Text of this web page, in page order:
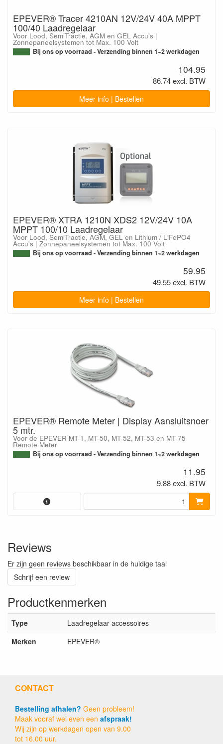
EPEVER® Tracer 4210AN 12V/24V 40A MPPT
100/40 Laadregelaar
Voor Lood, SemiTractie, AGM en GEL Accu's |
Zonnepaneelsystemen tot Max. 100 Volt
Bij ons op voorraad - Verzending binnen 1~2 werkdagen
104.95
86.74 excl. BTW
Meer info | Bestellen
EPEVER® XTRA 1210N XDS2 12V/24V 10A
MPPT 100/10 Laadregelaar
Voor Lood, SemiTractie, AGM, GEL en Lithium / LiFePO4
Accu's | Zonnepaneelsystemen tot Max. 100 Volt
Bij ons op voorraad - Verzending binnen 1~2 werkdagen
59.95
49.55 excl. BTW
Meer info | Bestellen
EPEVER® Remote Meter | Display Aansluitsnoer
5 mtr.
Voor de EPEVER MT-1, MT-50, MT-52, MT-53 en MT-75
Remote Meter
Bij ons op voorraad - Verzending binnen 1~2 werkdagen
11.95
9.88 excl. BTW
Reviews
Er zijn geen reviews beschikbaar in de huidige taal
Schrijf een review
Productkenmerken
Type
Laadregelaar accessoires
Merken
EPEVER®
CONTACT
Bestelling afhalen? Geen probleem!
Maak vooraf wel even een afspraak!
Wij zijn op werkdagen open van 9.00
tot 16.00 uur.